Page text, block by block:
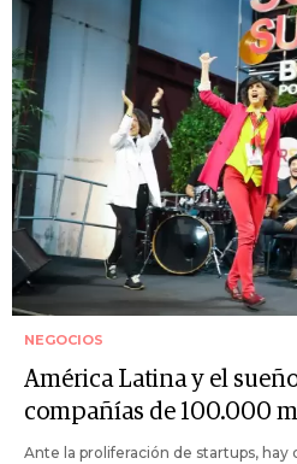
NEGOCIOS
América Latina y el
compañías de 100.000
Ante la proliferación de startups, hay